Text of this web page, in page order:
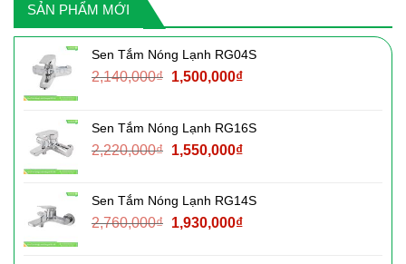
SẢN PHẨM MỚI
Sen Tắm Nóng Lạnh RG04S
2,140,000₫ Giá
2,140,000₫.
1,500,000₫Giá
là:
1,500,000₫.
Sen Tắm Nóng Lạnh RG16S
2,220,000₫ Giá
2,220,000₫.
1,550,000₫Giá
là:
1,550,000₫.
Sen Tắm Nóng Lạnh RG14S
2,760,000₫ Giá
1,930,000₫Giá